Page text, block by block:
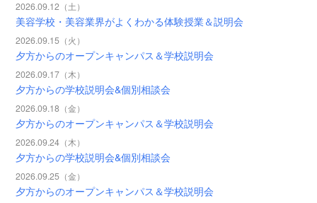
2026.09.12（土）
美容学校・美容業界がよくわかる体験授業＆説明会
2026.09.15（火）
夕方からのオープンキャンパス＆学校説明会
2026.09.17（木）
夕方からの学校説明会&個別相談会
2026.09.18（金）
夕方からのオープンキャンパス＆学校説明会
2026.09.24（木）
夕方からの学校説明会&個別相談会
2026.09.25（金）
夕方からのオープンキャンパス＆学校説明会